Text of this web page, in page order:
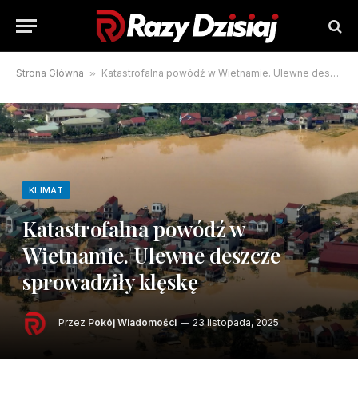
Strona Główna » Katastrofalna powódź w Wietnamie. Ulewne deszcze sprowadziły klęskę
KLIMAT
Katastrofalna powódź w
Wietnamie. Ulewne deszcze
sprowadziły klęskę
Przez Pokój Wiadomości 23 listopada, 2025